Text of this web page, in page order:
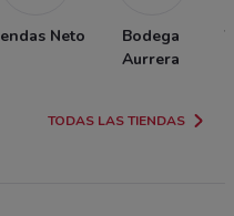
Neto
Bodega
Aurrera
TODAS LAS TIENDAS